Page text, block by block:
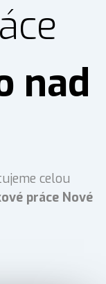
nad
celou
práce Nové